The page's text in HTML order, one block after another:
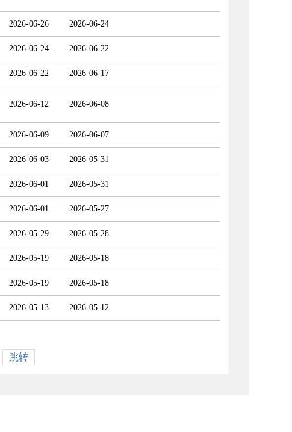
2026-06-26 2026-06-24
2026-06-24 2026-06-22
2026-06-22 2026-06-17
2026-06-12 2026-06-08
2026-06-09 2026-06-07
2026-06-03 2026-05-31
2026-06-01 2026-05-31
2026-06-01 2026-05-27
2026-05-29 2026-05-28
2026-05-19 2026-05-18
2026-05-19 2026-05-18
2026-05-13 2026-05-12
跳转